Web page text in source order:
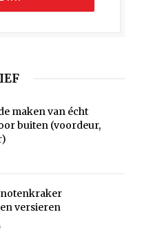
maken van écht
buiten (voordeur,
versieren